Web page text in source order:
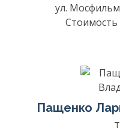
ул.
Стоимость
Пащенко